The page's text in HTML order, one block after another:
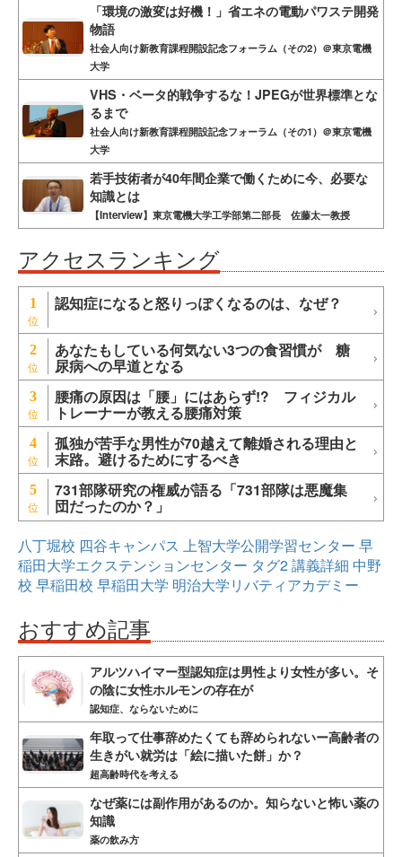
「環境の激変は好機！」省エネの電動パワステ開発
物語
社会人向け新教育課程開設記念フォーラム（その2）＠東京電機
大学
VHS・ベータ的戦争するな！JPEGが世界標準とな
るまで
社会人向け新教育課程開設記念フォーラム（その1）＠東京電機
大学
若手技術者が40年間企業で働くために今、必要な
知識とは
【Interview】東京電機大学工学部第二部長 佐藤太一教授
アクセスランキング
1 認知症になると怒りっぽくなるのは、なぜ？
2 あなたもしている何気ない3つの食習慣が 糖
尿病への早道となる
3 腰痛の原因は「腰」にはあらず!? フィジカル
トレーナーが教える腰痛対策
4 孤独が苦手な男性が70越えて離婚される理由と
末路。避けるためにするべき
5 731部隊研究の権威が語る「731部隊は悪魔集
団だったのか？」
八丁堀校 四谷キャンパス 上智大学公開学習センター 早
稲田大学エクステンションセンター タグ2講義詳細 中野
校 早稲田校 早稲田大学 明治大学リバティアカデミー
おすすめ記事
アルツハイマー型認知症は男性より女性が多い。そ
の陰に女性ホルモンの存在が
認知症、ならないために
年取って仕事辞めたくても辞められないー高齢者の
生きがい就労は「絵に描いた餅」か？
超高齢時代を考える
なぜ薬には副作用があるのか。知らないと怖い薬の
知識
薬の飲み方